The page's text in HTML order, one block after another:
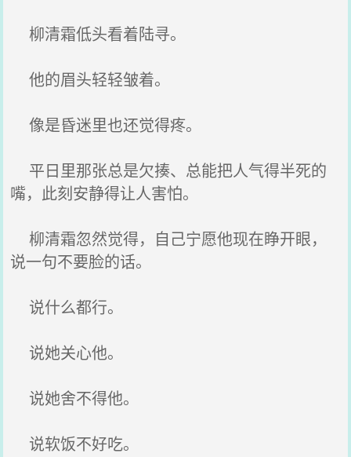
柳清霜低头看着陆寻。
他的眉头轻轻皱着。
像是昏迷里也还觉得疼。
平日里那张总是欠揍、总能把人气得半死的
嘴，此刻安静得让人害怕。
柳清霜忽然觉得，自己宁愿他现在睁开眼，
说一句不要脸的话。
说什么都行。
说她关心他。
说她舍不得他。
说软饭不好吃。